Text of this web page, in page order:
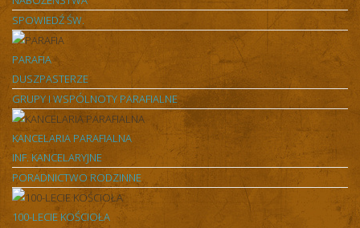
SPOWIEDŹ ŚW.
PARAFIA
DUSZPASTERZE
GRUPY I WSPÓLNOTY PARAFIALNE
KANCELARIA PARAFIALNA
INF. KANCELARYJNE
PORADNICTWO RODZINNE
100-LECIE KOŚCIOŁA